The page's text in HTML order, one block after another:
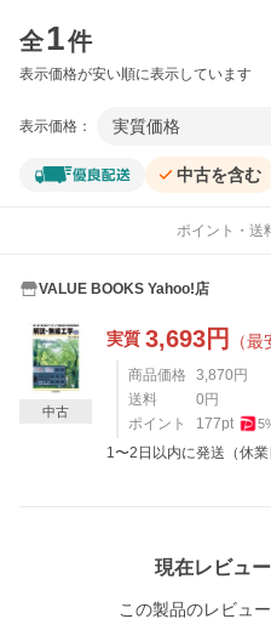
全1件
表示価格が安い順に表示しています
表示価格： 実質価格
中古を含む
ポイント・送
VALUE BOOKS Yahoo!店
実質 3,693円 （最
商品価格 3,870 円
送料
0 円
ポイント
177pt 5
1〜2日以内に発送（休業
中古
現在レビュ
この製品のレビュ